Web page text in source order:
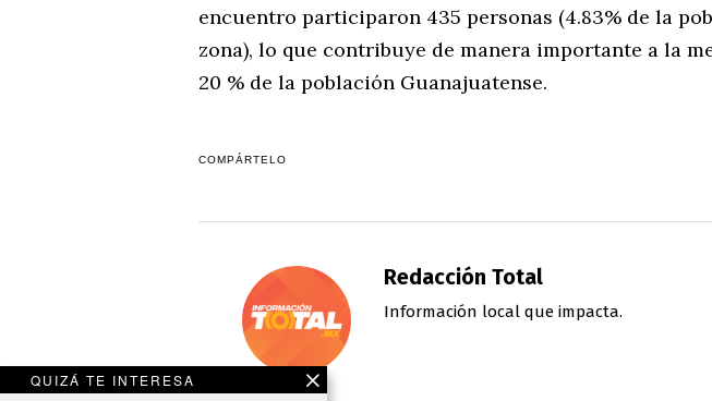
encuentro participaron 435 personas (4.83% de la
zona), lo que contribuye de manera importante a la
20 % de la población Guanajuatense.
COMPÁRTELO
Redacción Total
Información local que impacta.
QUIZÁ TE INTERESA